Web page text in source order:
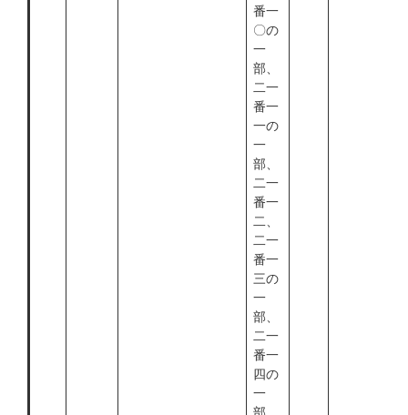
番一
〇の
一
部、
二一
番一
一の
一
部、
二一
番一
二、
二一
番一
三の
一
部、
二一
番一
四の
一